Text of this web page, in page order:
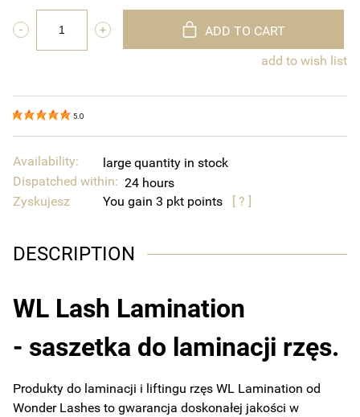
ADD TO CART
add to wish list
5.0
Availability:
large quantity in stock
Dispatched within: 24 hours
Zyskujesz
You gain 3 points [ ? ]
DESCRIPTION
WL Lash Lamination
- saszetka do laminacji rzęs.
Produkty do laminacji i liftingu rzęs WL Lamination od
Wonder Lashes to gwarancja doskonałej jakości w